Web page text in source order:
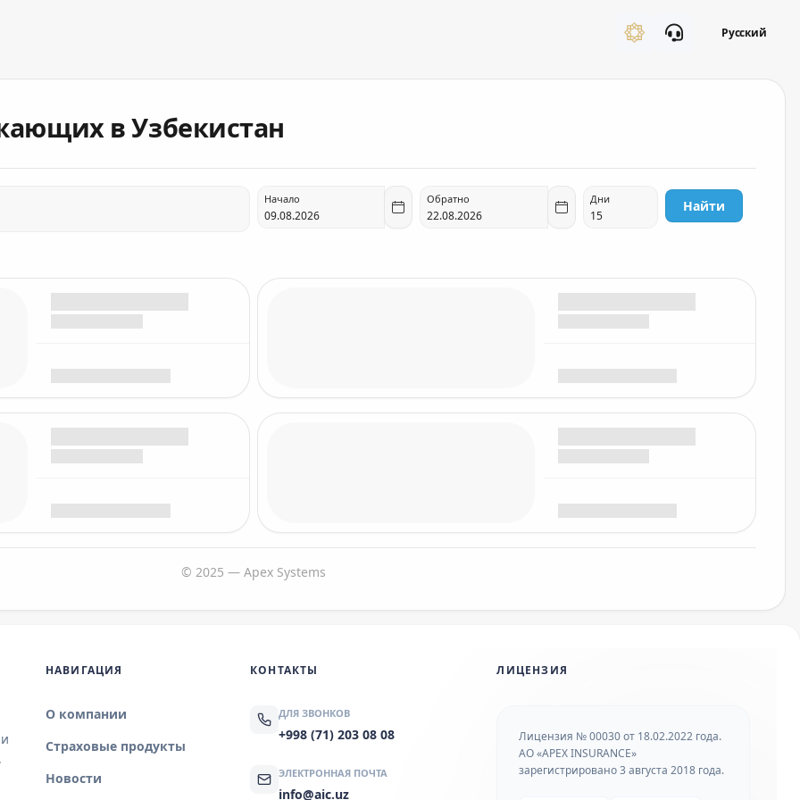
Русский
в Узбекистан
Начало Обратно Дни Найти
© 2025 — Apex Systems
НАВИГАЦИЯ
О компании
Страховые продукты
Новости
КОНТАКТЫ
ДЛЯ ЗВОНКОВ
+998 (71) 203 08 08
ЭЛЕКТРОННАЯ ПОЧТА
info@aic.uz
ЛИЦЕНЗИЯ
Лицензия № 00030 от 18.02.2022 года.
АО «APEX INSURANCE»
зарегистрировано 3 августа 2018 года.